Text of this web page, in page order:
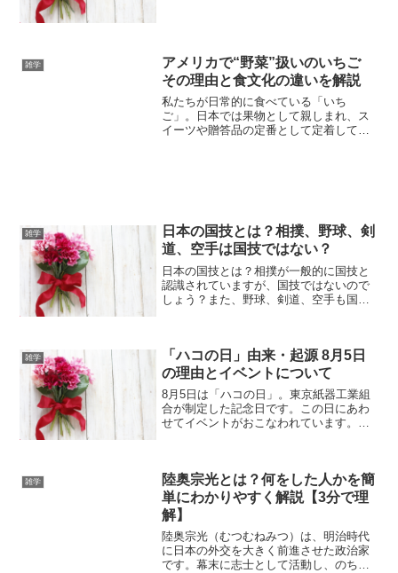
雑学
アメリカで“野菜”扱いのいちご
その理由と食文化の違いを解説
私たちが日常的に食べている「いち
ご」。日本では果物として親しまれ、ス
イーツや贈答品の定番として定着してい
雑学
日本の国技とは？相撲、野球、剣
道、空手は国技ではない？
日本の国技とは？相撲が一般的に国技と
認識されていますが、国技ではないので
しょう？また、野球、剣道、空手も国技
を詳しく解説します。
雑学
「ハコの日」由来・起源 8月5日
の理由とイベントについて
8月5日は「ハコの日」。東京紙器工業組
合が制定した記念日です。この日にあわ
せてイベントがおこなわれています。こ
雑学
陸奥宗光とは？何をした人かを簡
単にわかりやすく解説【3分で理
解】
陸奥宗光（むつむねみつ）は、明治時代
に日本の外交を大きく前進させた政治家
です。幕末に志士として活動し、のちに